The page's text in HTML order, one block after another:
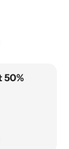
50%